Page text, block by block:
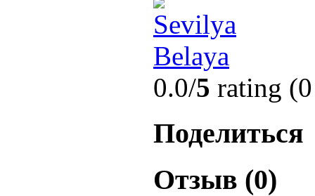
0.0/5 rating
Поделиться
Отзыв (0)